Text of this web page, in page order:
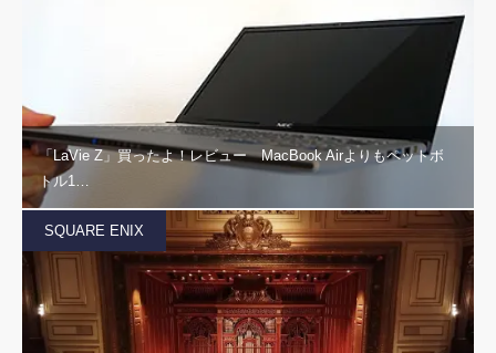
「LaVie Z」買ったよ！レビュー MacBook Airよりもペットボ
トル1…
SQUARE ENIX